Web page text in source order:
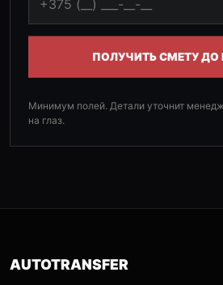
ПОЛУЧИТЬ СМЕТУ ДО
Минимум полей. Детали уточнит
на глаз.
AUTOTRANSFER